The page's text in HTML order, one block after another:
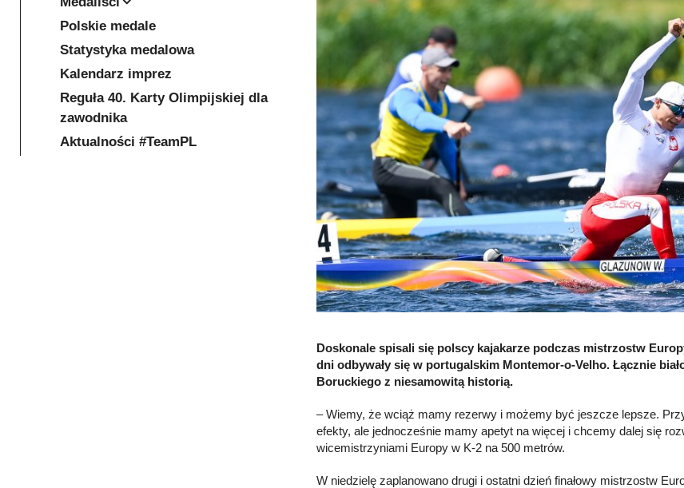
Doskonale spisali się polscy kajakarze podczas mistrzostw
dni odbywały się w portugalskim Montemor-o-Velho. Łącznie
Boruckiego z niesamowitą historią.
– Wiemy, że wciąż mamy rezerwy i możemy być jeszcze lepsze.
efekty, ale jednocześnie mamy apetyt na więcej i chcemy dalej się
wicemistrzyniami Europy w K-2 na 500 metrów.
W niedzielę zaplanowano drugi i ostatni dzień finałowy mistrzostw
Polskie medale
Statystyka medalowa
Kalendarz imprez
Reguła 40. Karty Olimpijskiej dla
zawodnika
Aktualności #TeamPL